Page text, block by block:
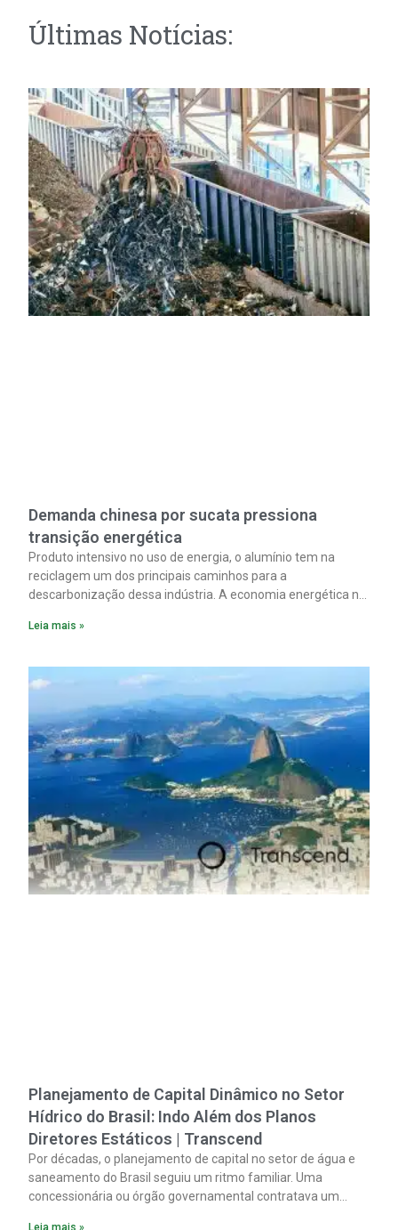
Últimas Notícias:
Demanda chinesa por sucata pressiona
transição energética
Produto intensivo no uso de energia, o alumínio tem na
reciclagem um dos principais caminhos para a
descarbonização dessa indústria. A economia energética na
material. A produção de um alumínio mais limpo, no entanto,
insumo, a sucata, devido, sobretudo, ao interesse chinês
pela matéria-prima.
Leia mais »
Planejamento de Capital Dinâmico no Setor
Hídrico do Brasil: Indo Além dos Planos
Diretores Estáticos | Transcend
Por décadas, o planejamento de capital no setor de água e
saneamento do Brasil seguiu um ritmo familiar. Uma
concessionária ou órgão governamental contratava um
Leia mais »